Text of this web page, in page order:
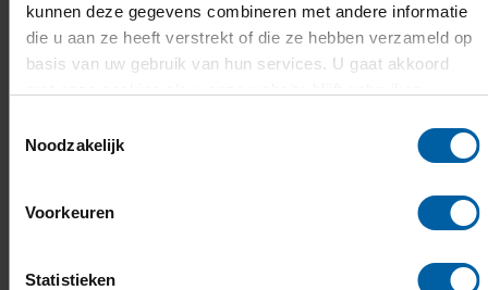
kunnen deze gegevens combineren met andere informatie
die u aan ze heeft verstrekt of die ze hebben verzameld op
basis van uw gebruik van hun services. U gaat akkoord
Noodzakelijk
Voorkeuren
Statistieken
bedrijven en onderwijspartners over de hele
wereld bieden wij (executive) masteropleidingen
en trainingen op maat.
opleidingen voor professionals.